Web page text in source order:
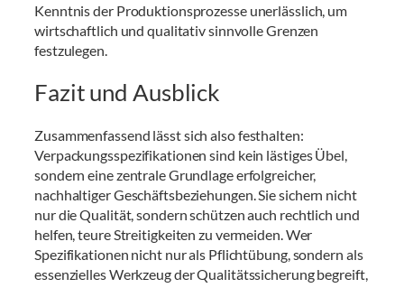
Kenntnis der Produktionsprozesse unerlässlich, um
wirtschaftlich und qualitativ sinnvolle Grenzen
festzulegen.
Fazit und Ausblick
Zusammenfassend lässt sich also festhalten:
Verpackungsspezifikationen sind kein lästiges Übel,
sondern eine zentrale Grundlage erfolgreicher,
nachhaltiger Geschäftsbeziehungen. Sie sichern nicht
nur die Qualität, sondern schützen auch rechtlich und
helfen, teure Streitigkeiten zu vermeiden. Wer
Spezifikationen nicht nur als Pflichtübung, sondern als
essenzielles Werkzeug der Qualitätssicherung begreift,